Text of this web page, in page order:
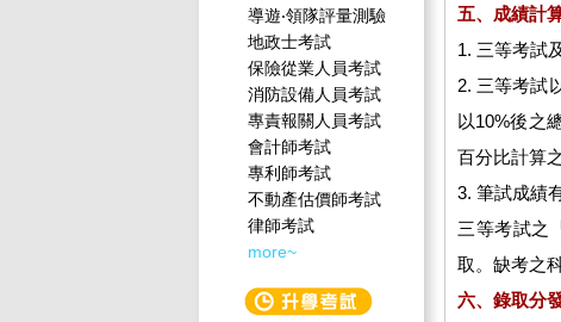
導遊‧領隊評量測驗
地政士考試
保險從業人員考試
消防設備人員考試
專責報關人員考試
會計師考試
專利師考試
不動產估價師考試
律師考試
more~
五、成績計
1. 三等考試
2. 三等考試
以10%後之
百分比計算
3. 筆試成績
三等考試之
取。缺考之
六、錄取分